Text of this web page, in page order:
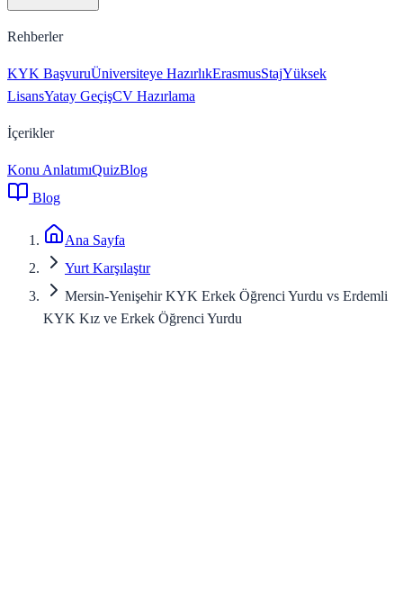
Rehberler
KYK BaşvuruÜniversiteye HazırlıkErasmusStajYüksek
LisansYatay GeçişCV Hazırlama
İçerikler
Konu AnlatımıQuizBlog
Blog
Ana Sayfa
Yurt Karşılaştır
Mersin-Yenişehir KYK Erkek Öğrenci Yurdu vs Erdemli
KYK Kız ve Erkek Öğrenci Yurdu